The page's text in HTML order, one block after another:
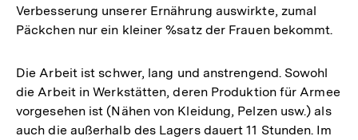
Verbesserung unserer Ernährung auswirkte, zumal
Päckchen nur ein kleiner %satz der Frauen bekommt.
Die Arbeit ist schwer, lang und anstrengend. Sowohl
die Arbeit in Werkstätten, deren Produktion für Armee
vorgesehen ist (Nähen von Kleidung, Pelzen usw.) als
auch die außerhalb des Lagers dauert 11 Stunden. Im